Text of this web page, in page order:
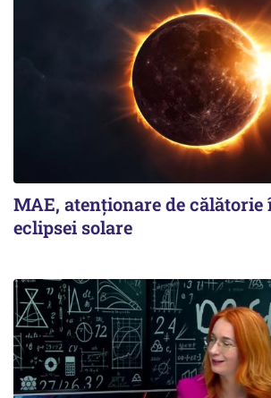
MAE, atenționare de
eclipsei solare